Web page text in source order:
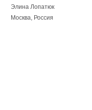
Элина Лопатюк
Москва, Россия